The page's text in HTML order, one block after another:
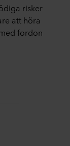
risker
att höra
fordon